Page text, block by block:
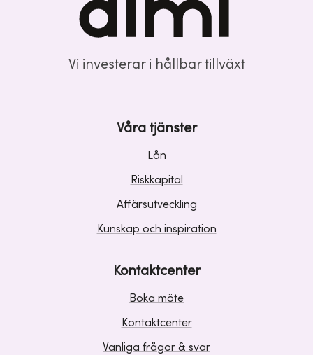
Vi investerar i hållbar tillväxt
Våra tjänster
Lån
Riskkapital
Affärsutveckling
Kunskap och inspiration
Kontaktcenter
Boka möte
Kontaktcenter
Vanliga frågor & svar